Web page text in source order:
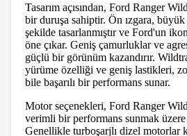
Tasarım açısından, Ford Ranger
bir duruşa sahiptir. Ön ızgara,
şekilde tasarlanmıştır ve Ford'un
öne çıkar. Geniş çamurluklar ve
güçlü bir görünüm kazandırır.
yürüme özelliği ve geniş lastikleri,
bile başarılı bir performans sunar.
Motor seçenekleri, Ford Ranger
verimli bir performans sunmak üzere
Genellikle turboşarjlı dizel motorlar